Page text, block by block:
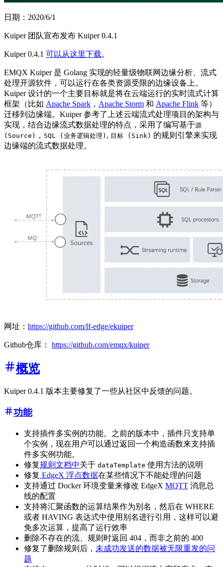
日期：2020/6/1
Kuiper 团队宣布发布 Kuiper 0.4.1
Kuiper 0.4.1 可以从这里下载。
EMQX Kuiper 是 Golang 实现的轻量级物联网边缘分析、流式
处理开源软件，可以运行在各类资源受限的边缘设备上。
Kuiper 设计的一个主要目标就是将在云端运行的实时流式计算
框架（比如 Apache Spark ， Apache Storm 和 Apache Flink 等）
迁移到边缘端。Kuiper 参考了上述云端流式处理项目的架构与
实现，结合边缘流式数据处理的特点，采用了编写基于源
(Source)
， SQL (业务逻辑处理) , 目标 (Sink) 的规则引擎来实现
边缘端的流式数据处理。
网址： https://github.com/lf-edge/ekuiper
Github仓库： https://github.com/emqx/kuiper
概览
Kuiper 0.4.1 版本主要修复了一些从社区中反馈的问题。
功能
支持插件多实例的功能。之前的版本中，插件只支持单
个实例，现在用户可以通过返回一个构造函数来支持插
件多实例功能。
修复规则文档中关于 dataTemplate 使用方法的说明
修复 EdgeX 浮点数据在某些情况下不能处理的问题
支持通过 Docker 环境变量来修改 EdgeX MQTT 消息总
线的配置
支持将汇聚函数的运算结果作为别名，然后在 WHERE
或者 HAVING 表达式中使用别名进行引用，这样可以避
免多次运算，提高了运行效率
删除不存在的流、规则时返回 404，而非之前的 400
修复了删除规则后， 未成功发送的数据被无限重发的问
题